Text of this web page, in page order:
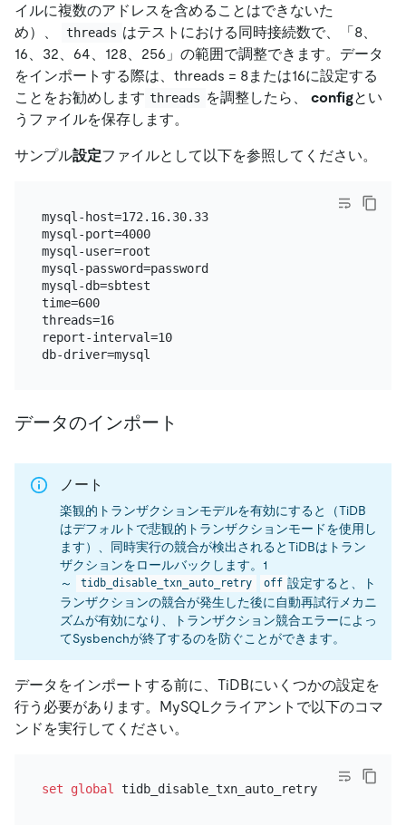
イルに複数のアドレスを含めることはできないた
め）、
threads はテストにおける同時接続数で、「8、
16、32、64、128、256」の範囲で調整できます。データ
をインポートする際は、threads = 8または16に設定する
ことをお勧めします threads を調整したら、 configとい
うファイルを保存します。
サンプル設定ファイルとして以下を参照してください。
mysql-host=172.16.30.33
mysql-port=4000
mysql-user=root
mysql-password=password
mysql-db=sbtest
time=600
threads=16
report-interval=10
データのインポート
ノート
楽観的トランザクションモデルを有効にすると（TiDB
はデフォルトで悲観的トランザクションモードを使用し
ます）、同時実行の競合が検出されるとTiDBはトラン
ザクションをロールバックします。1
～
tidb_disable_txn_auto_retry off 設定すると、ト
ランザクションの競合が発生した後に自動再試行メカニ
ズムが有効になり、トランザクション競合エラーによっ
てSysbenchが終了するのを防ぐことができます。
データをインポートする前に、TiDBにいくつかの設定を
行う必要があります。MySQLクライアントで以下のコマ
ンドを実行してください。
set global tidb_disable_txn_auto_retry off;